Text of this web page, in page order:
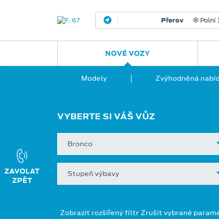
Polní 14 581
NOVÉ VOZY
Modely Zvýhodněná
VYBERTE SI VÁŠ VŮZ
Bronco
Stupeň výbavy
Zobrazit rozšířený filtr Zrušit vybrané